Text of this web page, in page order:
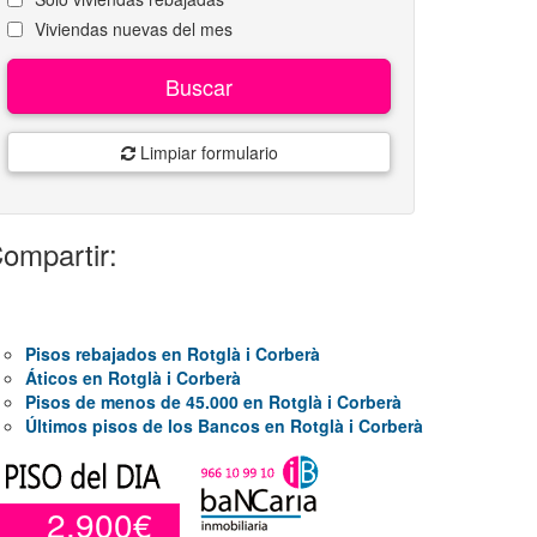
Viviendas nuevas del mes
Buscar
Limpiar formulario
Pisos rebajados en Rotglà i Corberà
Áticos en Rotglà i Corberà
Pisos de menos de 45.000 en Rotglà i Corberà
Últimos pisos de los Bancos en Rotglà i Corberà
2.900€